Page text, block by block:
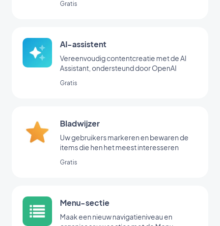
Gratis
AI-assistent
Vereenvoudig contentcreatie met de AI
Assistant, ondersteund door OpenAI
Gratis
Bladwijzer
Uw gebruikers markeren en bewaren de
items die hen het meest interesseren
Gratis
Menu-sectie
Maak een nieuw navigatieniveau en